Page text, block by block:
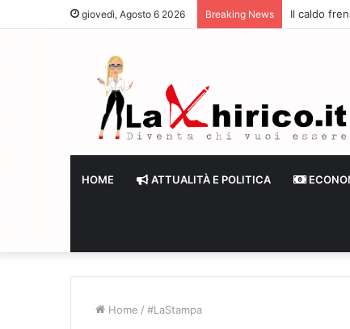
giovedì, Agosto 6 2026 Breaking News Il caldo
HOME ATTUALITÀ E POLITICA
Home / #LaStampa